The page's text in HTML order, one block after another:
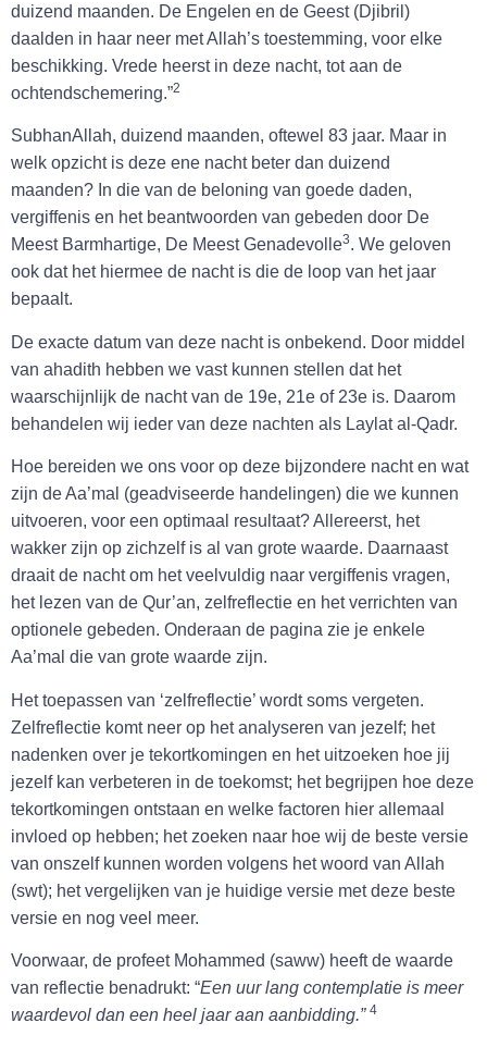
duizend maanden. De Engelen en de Geest (Djibril)
daalden in haar neer met Allah’s toestemming, voor elke
beschikking. Vrede heerst in deze nacht, tot aan de
ochtendschemering.”2
SubhanAllah, duizend maanden, oftewel 83 jaar. Maar in
welk opzicht is deze ene nacht beter dan duizend
maanden? In die van de beloning van goede daden,
vergiffenis en het beantwoorden van gebeden door De
Meest Barmhartige, De Meest Genadevolle3. We geloven
ook dat het hiermee de nacht is die de loop van het jaar
bepaalt.
De exacte datum van deze nacht is onbekend. Door middel
van ahadith hebben we vast kunnen stellen dat het
waarschijnlijk de nacht van de 19e, 21e of 23e is. Daarom
behandelen wij ieder van deze nachten als Laylat al-Qadr.
Hoe bereiden we ons voor op deze bijzondere nacht en wat
zijn de Aa’mal (geadviseerde handelingen) die we kunnen
uitvoeren, voor een optimaal resultaat? Allereerst, het
wakker zijn op zichzelf is al van grote waarde. Daarnaast
draait de nacht om het veelvuldig naar vergiffenis vragen,
het lezen van de Qur’an, zelfreflectie en het verrichten van
optionele gebeden. Onderaan de pagina zie je enkele
Aa’mal die van grote waarde zijn.
Het toepassen van ‘zelfreflectie’ wordt soms vergeten.
Zelfreflectie komt neer op het analyseren van jezelf; het
nadenken over je tekortkomingen en het uitzoeken hoe jij
jezelf kan verbeteren in de toekomst; het begrijpen hoe deze
tekortkomingen ontstaan en welke factoren hier allemaal
invloed op hebben; het zoeken naar hoe wij de beste versie
van onszelf kunnen worden volgens het woord van Allah
(swt); het vergelijken van je huidige versie met deze beste
versie en nog veel meer.
Voorwaar, de profeet Mohammed (saww) heeft de waarde
van reflectie benadrukt: “Een uur lang contemplatie is meer
waardevol dan een heel jaar aan aanbidding.” 4